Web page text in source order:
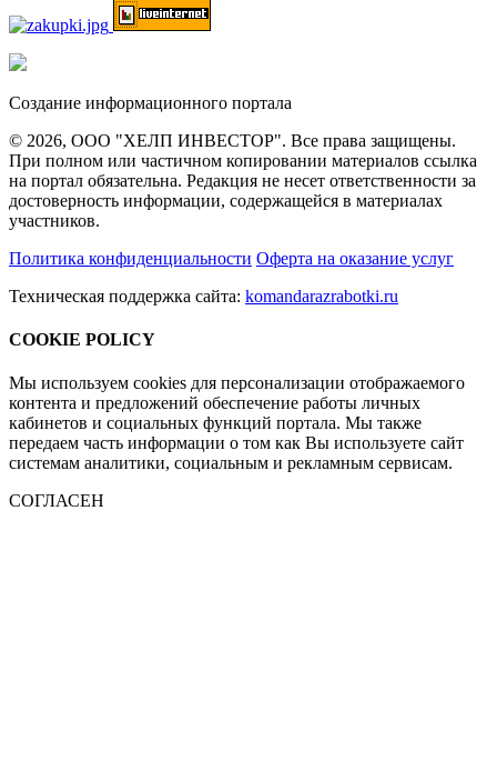
Создание информационного портала
© 2026, ООО "ХЕЛП ИНВЕСТОР". Все права защищены.
При полном или частичном копировании материалов ссылка
на портал обязательна. Редакция не несет ответственности за
достоверность информации, содержащейся в материалах
участников.
Политика конфиденциальности Оферта на оказание услуг
Техническая поддержка сайта: komandarazrabotki.ru
COOKIE POLICY
Мы используем cookies для персонализации отображаемого
контента и предложений обеспечение работы личных
кабинетов и социальных функций портала. Мы также
передаем часть информации о том как Вы используете сайт
системам аналитики, социальным и рекламным сервисам.
СОГЛАСЕН